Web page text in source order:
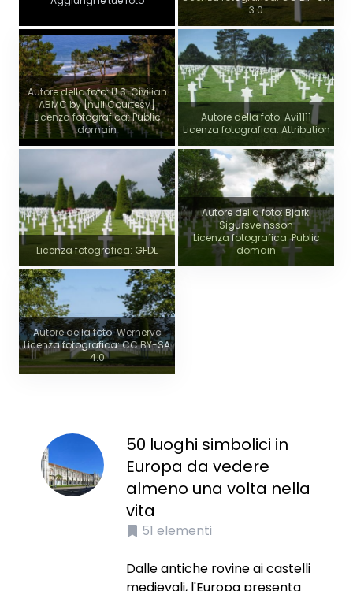
3.0
Autore della foto: U.S. Civilian
ABMC by [null Courtesy]
Licenza fotografica: Public
domain
Autore della foto: Avi1111
Licenza fotografica: Attribution
Licenza fotografica: GFDL
Autore della foto: Bjarki
Sigursveinsson
Licenza fotografica: Public
domain
Autore della foto: Wernervc
Licenza fotografica: CC BY-SA
4.0
50 luoghi simbolici in
Europa da vedere
almeno una volta nella
vita
51 elementi
Dalle antiche rovine ai castelli